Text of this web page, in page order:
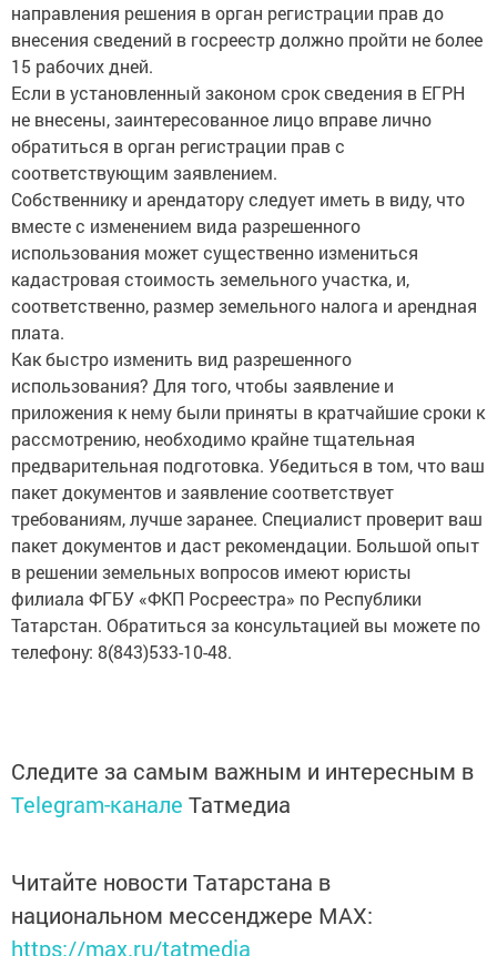
направления решения в орган регистрации прав до
внесения сведений в госреестр должно пройти не более
15 рабочих дней.
Если в установленный законом срок сведения в ЕГРН
не внесены, заинтересованное лицо вправе лично
обратиться в орган регистрации прав с
соответствующим заявлением.
Собственнику и арендатору следует иметь в виду, что
вместе с изменением вида разрешенного
использования может существенно измениться
кадастровая стоимость земельного участка, и,
соответственно, размер земельного налога и арендная
плата.
Как быстро изменить вид разрешенного
использования? Для того, чтобы заявление и
приложения к нему были приняты в кратчайшие сроки к
рассмотрению, необходимо крайне тщательная
предварительная подготовка. Убедиться в том, что ваш
пакет документов и заявление соответствует
требованиям, лучше заранее. Специалист проверит ваш
пакет документов и даст рекомендации. Большой опыт
в решении земельных вопросов имеют юристы
филиала ФГБУ «ФКП Росреестра» по Республики
Татарстан. Обратиться за консультацией вы можете по
телефону: 8(843)533-10-48.
Следите за самым важным и интересным в
Telegram-канале Татмедиа
Читайте новости Татарстана в
национальном мессенджере MАХ:
https://max.ru/tatmedia